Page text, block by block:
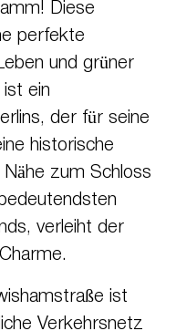
Diese
perfekte
und grüner
ein
der für seine
historische
zum Schloss
verleiht der
ist
Verkehrsnetz